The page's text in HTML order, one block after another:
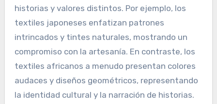
historias y valores distintos. Por ejemplo, los
textiles japoneses enfatizan patrones
intrincados y tintes naturales, mostrando un
compromiso con la artesanía. En contraste, los
textiles africanos a menudo presentan colores
audaces y diseños geométricos, representando
la identidad cultural y la narración de historias.